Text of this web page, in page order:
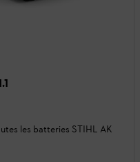
les batteries STIHL AK